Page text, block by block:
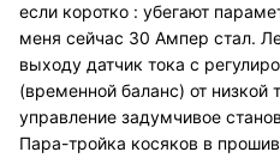
если коротко : убегают
меня сейчас 30 Ампер стал.
выходу датчик тока с
(временной баланс) от низкой
управление задумчивое
Пара-тройка косяков в